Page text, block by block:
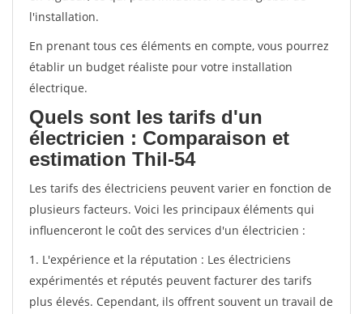
l'installation.
En prenant tous ces éléments en compte, vous pourrez
établir un budget réaliste pour votre installation
électrique.
Quels sont les tarifs d'un
électricien : Comparaison et
estimation Thil-54
Les tarifs des électriciens peuvent varier en fonction de
plusieurs facteurs. Voici les principaux éléments qui
influenceront le coût des services d'un électricien :
1. L'expérience et la réputation : Les électriciens
expérimentés et réputés peuvent facturer des tarifs
plus élevés. Cependant, ils offrent souvent un travail de